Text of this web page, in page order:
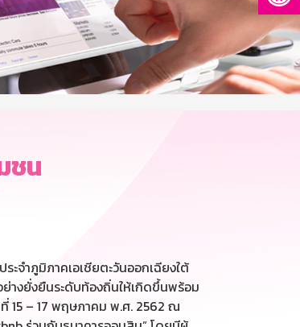
ชน
จำภูมิภาคเอเชียตะวันออกเฉียงใต้
ย่างยั่งยืนระดับท้องถิ่นให้เกิดขึ้นพร้อม
15 – 17 พฤษภาคม พ.ศ. 2562 ณ